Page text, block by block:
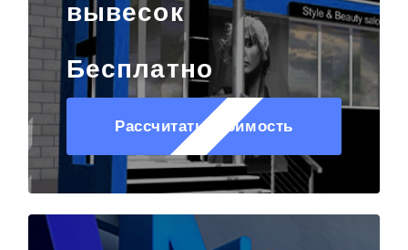
вывесок
Бесплатно
Рассчитать стоимость